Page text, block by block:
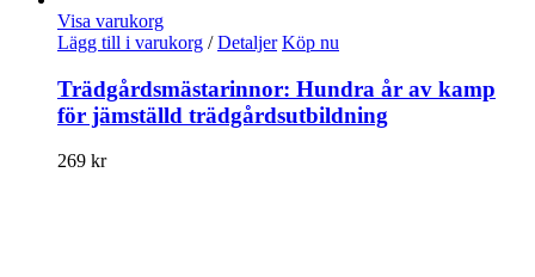
Visa varukorg
Lägg till i varukorg / Detaljer Köp nu
Trädgårdsmästarinnor: Hundra år av kamp
för jämställd trädgårdsutbildning
269 kr